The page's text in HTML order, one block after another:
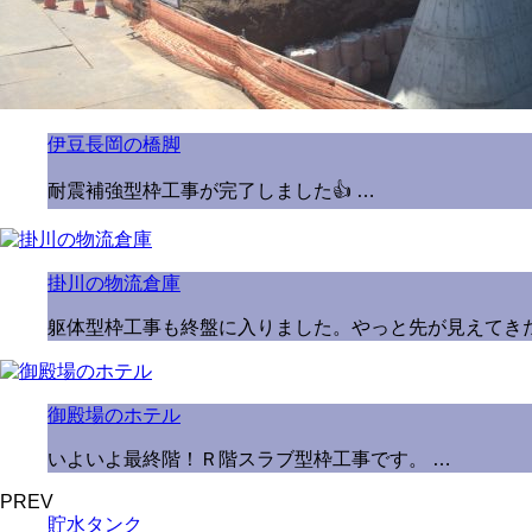
伊豆長岡の橋脚
耐震補強型枠工事が完了しました👍 …
掛川の物流倉庫
躯体型枠工事も終盤に入りました。やっと先が見えて
御殿場のホテル
いよいよ最終階！Ｒ階スラブ型枠工事です。 …
PREV
貯水タンク